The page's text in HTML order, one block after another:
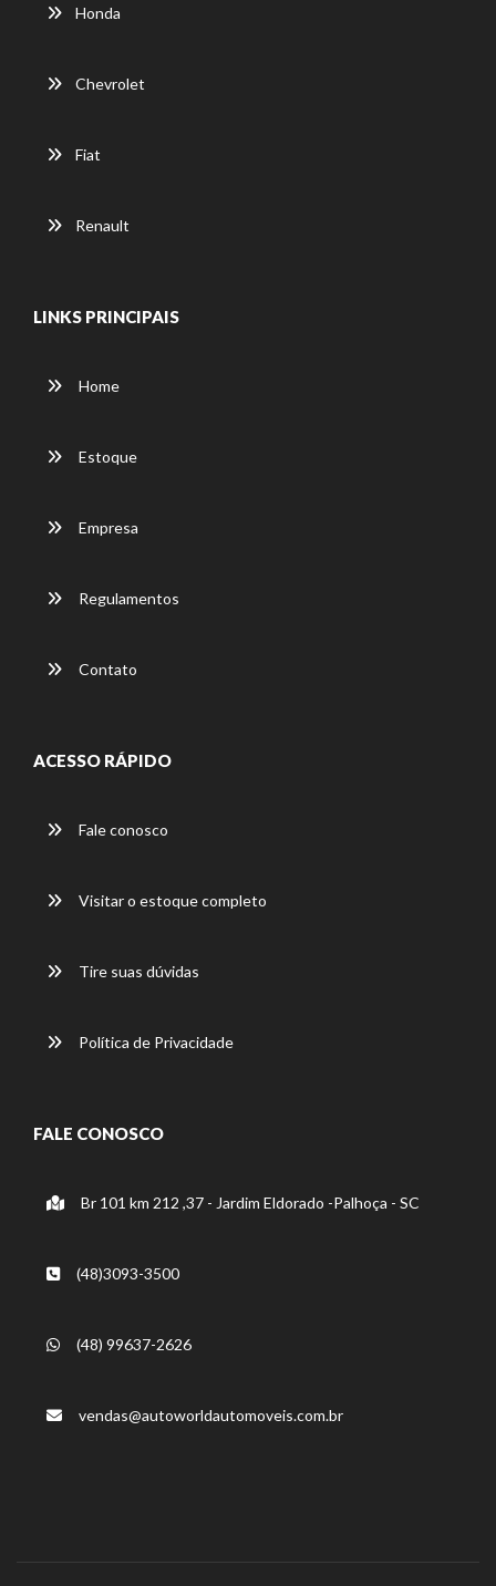
Honda
Chevrolet
Fiat
Renault
LINKS PRINCIPAIS
Home
Estoque
Empresa
Regulamentos
Contato
ACESSO RÁPIDO
Fale conosco
Visitar o estoque completo
Tire suas dúvidas
Política de Privacidade
FALE CONOSCO
Br 101 km 212 ,37 - Jardim Eldorado -Palhoça - SC
(48)3093-3500
(48) 99637-2626
vendas@autoworldautomoveis.com.br